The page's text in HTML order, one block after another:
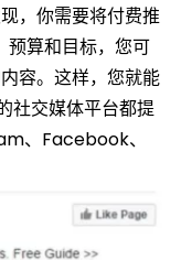
，你需要将付费推
预算和目标，您可
容。这样，您就能
社交媒体平台都提
、Facebook、